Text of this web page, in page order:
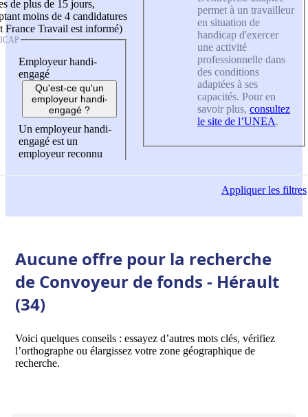
de plus de 15 jours,
moins de 4 candidatures
France Travail est informé)
Employeur handi-
engagé
Qu'est-ce qu'un
employeur handi-
engagé ?
Un employeur handi-
engagé est un
employeur reconnu
permet à un travailleur
en situation de
handicap d'exercer
une activité
professionnelle dans
des conditions
adaptées à ses
capacités. Pour en
savoir plus, consultez
le site de l’UNEA.
Appliquerles filtres
Aucune offre pour la recherche
de Convoyeur de fonds - Hérault
(34)
Voici quelques conseils : essayez d’autres mots clés, vérifiez
l’orthographe ou élargissez votre zone géographique de
recherche.